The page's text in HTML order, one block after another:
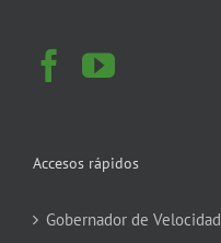
Accesos rápidos
Gobernador de Velocidad